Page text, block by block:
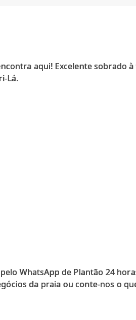
aqui! Excelente sobrado
Lá.
WhatsApp de Plantão 24
da praia ou conte-nos o